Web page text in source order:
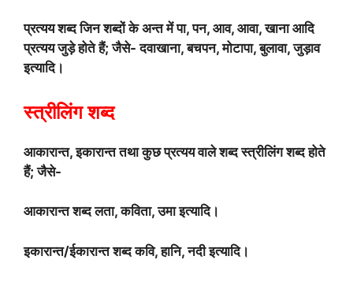
प्रत्यय शब्द जिन शब्दों के अन्त में पा, पन, आव, आवा, खाना आदि
प्रत्यय जुड़े होते हैं; जैसे- दवाखाना, बचपन, मोटापा, बुलावा, जुड़ाव
इत्यादि।
स्त्रीलिंग शब्द
आकारान्त, इकारान्त तथा कुछ प्रत्यय वाले शब्द स्त्रीलिंग शब्द होते
हैं; जैसे-
आकारान्त शब्द लता, कविता, उमा इत्यादि।
इकारान्त/ईकारान्त शब्द कवि, हानि, नदी इत्यादि।